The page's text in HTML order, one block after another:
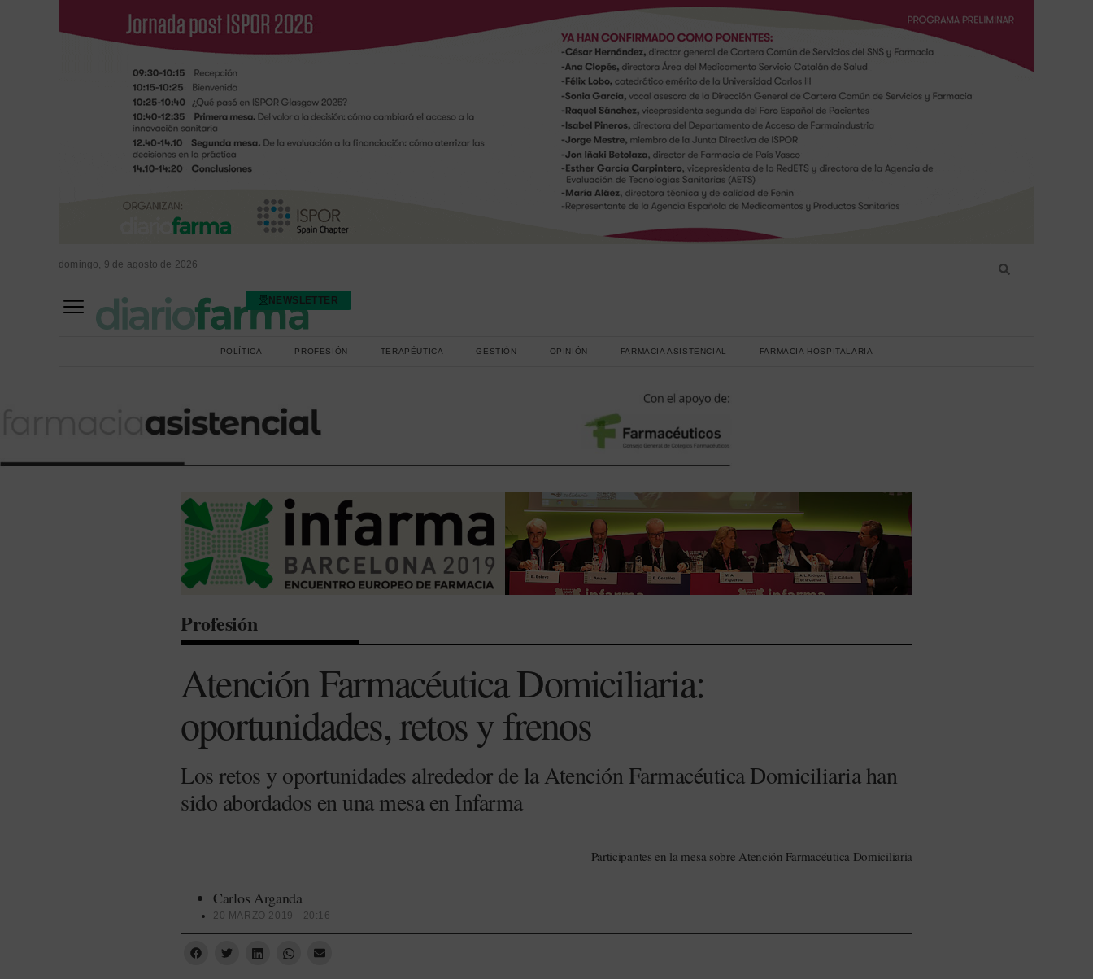
domingo, 9 de agosto de 2026
NEWSLETTER
POLÍTICA PROFESIÓN TERAPÉUTICA GESTIÓN OPINIÓN FARMACIA ASISTENCIAL FARMACIA HOSPITALARIA
Profesión
Atención Farmacéutica Domiciliaria:
oportunidades, retos y frenos
Los retos y oportunidades alrededor de la Atención Farmacéutica Domiciliaria han
sido abordados en una mesa en Infarma
Participantes en la mesa sobre Atención Farmacéutica Domiciliaria
Carlos Arganda
20 MARZO 2019 - 20:16